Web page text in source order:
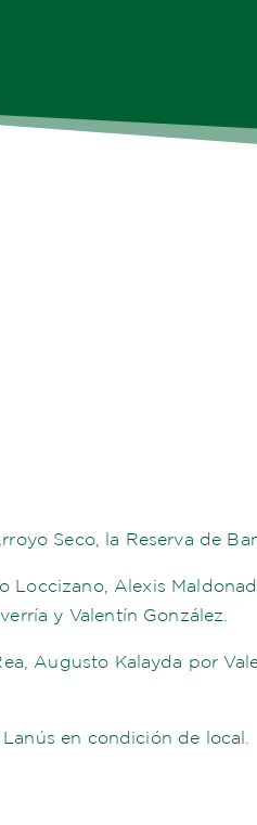
Seco, la Reserva de
Loccizano, Alexis
y Valentín González.
Augusto Kalayda por
en condición de local.